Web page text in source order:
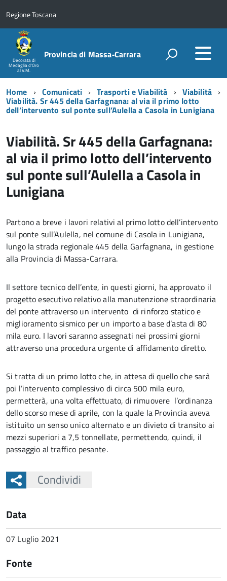
Regione Toscana
Decorata di
Medaglia d'Oro
al V.M.
Provincia di Massa‑Carrara
Home Comunicati Trasporti e Viabilità Viabilità
Viabilità. Sr 445 della Garfagnana: al via il primo lotto
dell’intervento sul ponte sull’Aulella a Casola in Lunigiana
Viabilità. Sr 445 della Garfagnana:
al via il primo lotto dell’intervento
sul ponte sull’Aulella a Casola in
Lunigiana
Partono a breve i lavori relativi al primo lotto dell’intervento
sul ponte sull’Aulella, nel comune di Casola in Lunigiana,
lungo la strada regionale 445 della Garfagnana, in gestione
alla Provincia di Massa-Carrara.
Il settore tecnico dell’ente, in questi giorni, ha approvato il
progetto esecutivo relativo alla manutenzione straordinaria
del ponte attraverso un intervento di rinforzo statico e
miglioramento sismico per un importo a base d’asta di 80
mila euro. I lavori saranno assegnati nei prossimi giorni
attraverso una procedura urgente di affidamento diretto.
Si tratta di un primo lotto che, in attesa di quello che sarà
poi l’intervento complessivo di circa 500 mila euro,
permetterà, una volta effettuato, di rimuovere l’ordinanza
dello scorso mese di aprile, con la quale la Provincia aveva
istituito un senso unico alternato e un divieto di transito ai
mezzi superiori a 7,5 tonnellate, permettendo, quindi, il
passaggio al traffico pesante.
Condividi
Data
07 Luglio 2021
Fonte